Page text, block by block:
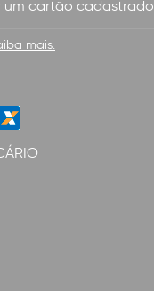
um cartão cadastrado.
mais.